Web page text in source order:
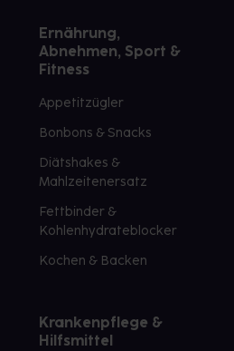
Ernährung,
Abnehmen, Sport &
Fitness
Appetitzügler
Bonbons & Snacks
Diätshakes &
Mahlzeitenersatz
Fettbinder &
Kohlenhydrateblocker
Kochen & Backen
Krankenpflege &
Hilfsmittel